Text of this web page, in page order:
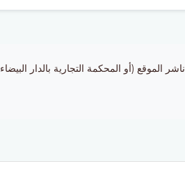
(أو المحكمة التجارية بالدار البيضاء